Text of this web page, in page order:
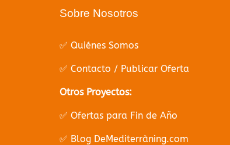
Sobre Nosotros
✅ Quiénes Somos
✅ Contacto / Publicar Oferta
Otros Proyectos:
✅ Ofertas para Fin de Año
✅ Blog DeMediterràning.com